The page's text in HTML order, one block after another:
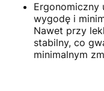
Ergonomiczny
wygodę i
Nawet przy
stabilny, co
minimalnym